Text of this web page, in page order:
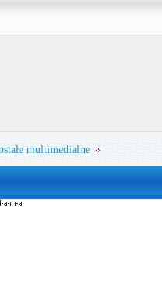
multimedialne